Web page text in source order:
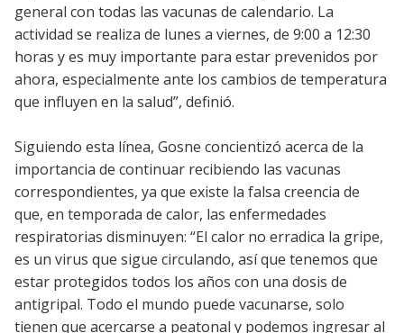
general con todas las vacunas de calendario. La
actividad se realiza de lunes a viernes, de 9:00 a 12:30
horas y es muy importante para estar prevenidos por
ahora, especialmente ante los cambios de temperatura
que influyen en la salud”, definió.
Siguiendo esta línea, Gosne concientizó acerca de la
importancia de continuar recibiendo las vacunas
correspondientes, ya que existe la falsa creencia de
que, en temporada de calor, las enfermedades
respiratorias disminuyen: “El calor no erradica la gripe,
es un virus que sigue circulando, así que tenemos que
estar protegidos todos los años con una dosis de
antigripal. Todo el mundo puede vacunarse, solo
tienen que acercarse a peatonal y podemos ingresar al